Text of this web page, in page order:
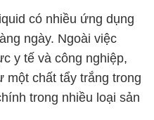
có nhiều ứng dụng
ngày. Ngoài việc
y tế và công nghiệp,
chất tẩy trắng trong
trong nhiều loại sản